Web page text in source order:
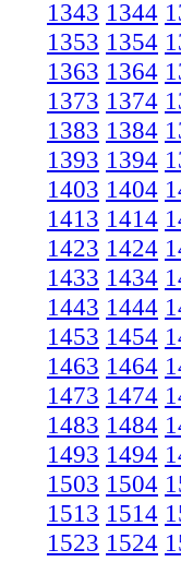
1343 1344
1353 1354
1363 1364
1373 1374
1383 1384
1393 1394
1403 1404
1413 1414
1423 1424
1433 1434
1443 1444
1453 1454
1463 1464
1473 1474
1483 1484
1493 1494
1503 1504
1513 1514
1523 1524